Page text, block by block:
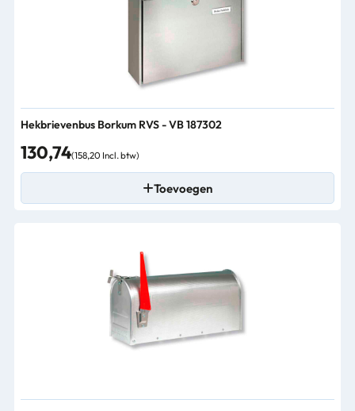
Hekbrievenbus Borkum RVS - VB 187302
130,74(158,20 Incl. btw)
Toevoegen